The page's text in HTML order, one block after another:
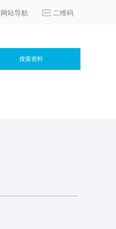
网站导航 二维码
搜索资料